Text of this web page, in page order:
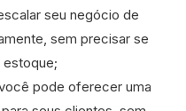
seu negócio de
sem precisar se
estoque;
pode oferecer uma